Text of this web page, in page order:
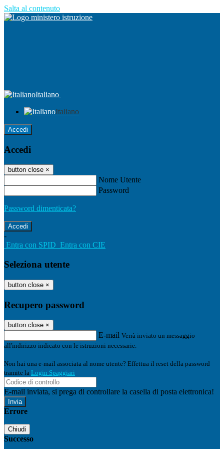
Salta al contenuto
Italiano
Italiano
Accedi
Accedi
button close ×
Nome Utente
Password
Password dimenticata?
-
Entra con SPID Entra con CIE
Seleziona utente
button close ×
Recupero password
button close ×
E-mail Verrà inviato un messaggio
all'indirizzo indicato con le istruzioni necessarie.
Non hai una e-mail associata al nome utente? Effettua il reset della password
tramite la Login Spaggiari
E-mail inviata, si prega di controllare la casella di posta elettronica!
Errore
Chiudi
Successo